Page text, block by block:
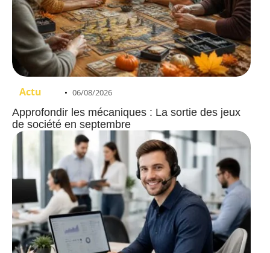
Actu 06/08/2026
Approfondir les mécaniques : La sortie des jeux
de société en septembre